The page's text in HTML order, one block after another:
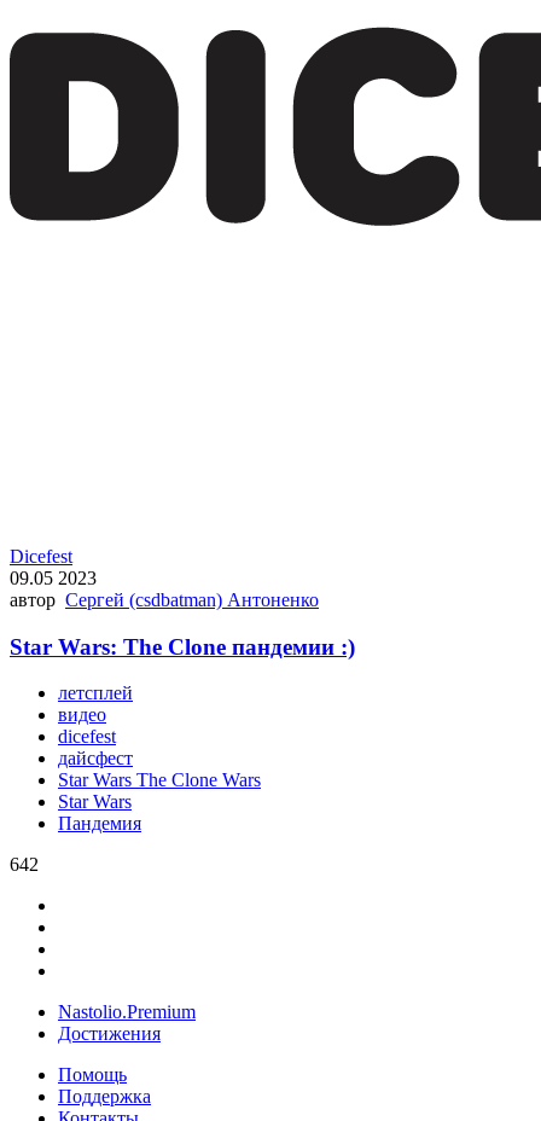
Dicefest
09.05 2023
автор Сергей (csdbatman) Антоненко
Star Wars: The Clone пандемии :)
летсплей
видео
dicefest
дайсфест
Star Wars The Clone Wars
Star Wars
Пандемия
642
Nastolio.Premium
Достижения
Помощь
Поддержка